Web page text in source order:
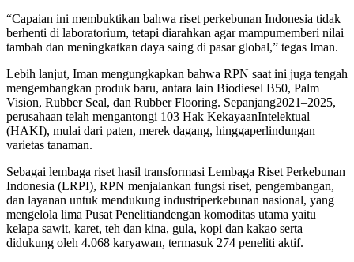
“Capaian ini membuktikan bahwa riset perkebunan Indonesia tidak
berhenti di laboratorium, tetapi diarahkan agarmampumemberi nilai
tambah dan meningkatkan daya saing di pasar global,” tegas Iman.
Lebih lanjut, Iman mengungkapkan bahwa RPN saat ini juga tengah
mengembangkan produk baru, antara lain Biodiesel B50, Palm
Vision, Rubber Seal, dan Rubber Flooring. Sepanjang2021–2025,
perusahaan telah mengantongi 103 Hak KekayaanIntelektual
(HAKI), mulai dari paten, merek dagang, hinggaperlindungan
varietas tanaman.
Sebagai lembaga riset hasil transformasi Lembaga Riset Perkebunan
Indonesia (LRPI), RPN menjalankan fungsi riset, pengembangan,
dan layanan untuk mendukung industriperkebunan nasional, yang
mengelola lima Pusat Penelitiandengan komoditas utama yaitu
kelapa sawit, karet, teh dan kina, gula, kopi dan kakao serta
didukung oleh 4.068 karyawan, termasuk 274 peneliti aktif.